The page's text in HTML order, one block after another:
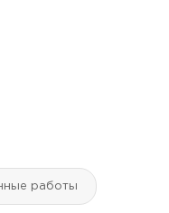
работы